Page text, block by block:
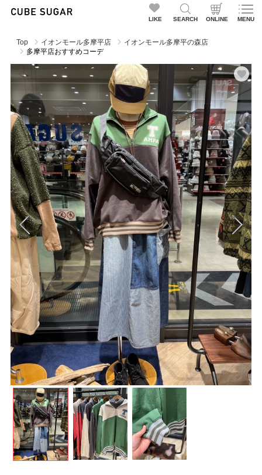
LIKE SEARCH ONLINE MENU
Top イオンモール多摩平店
イオンモール多摩平の森店
多摩平店おすすめコーデ